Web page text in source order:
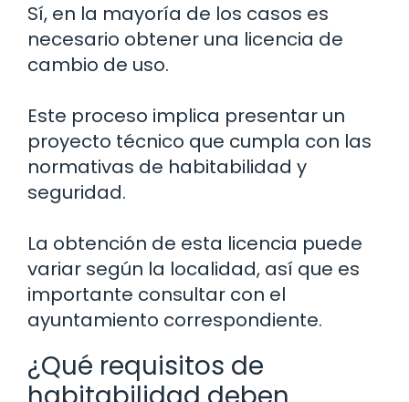
Sí, en la mayoría de los casos es
necesario obtener una licencia de
cambio de uso.
Este proceso implica presentar un
proyecto técnico que cumpla con las
normativas de habitabilidad y
seguridad.
La obtención de esta licencia puede
variar según la localidad, así que es
importante consultar con el
ayuntamiento correspondiente.
¿Qué requisitos de